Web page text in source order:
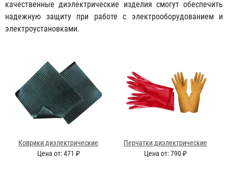
качественные диэлектрические изделия смогут обеспечить
надежную защиту при работе с электрооборудованием и
электроустановками.
Коврики диэлектрические
Цена от: 471 ₽
Перчатки диэлектрические
Цена от: 790 ₽